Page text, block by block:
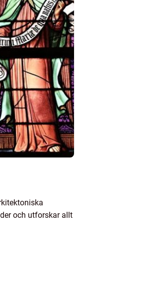
och utforskar allt